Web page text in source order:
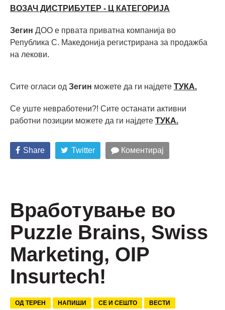
ВОЗАЧ ДИСТРИБУТЕР - Ц КАТЕГОРИЈА
Зегин ДОО е првата приватна компанија во
Република С. Македонија регистрирана за продажба
на лекови.
Сите огласи од Зегин можете да ги најдете ТУКА.
Се уште невработени?! Сите останати активни
работни позиции можете да ги најдете ТУКА.
Share Twitter Коментирај
Вработување во
Puzzle Brains, Swiss
Marketing, OIP
Insurtech!
ОД ТЕРЕН НАПИШИ СЕ И СЕШТО
ВЕСТИ